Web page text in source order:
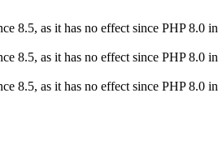
8.5, as it has no effect since PHP 8.0 in
8.5, as it has no effect since PHP 8.0 in
8.5, as it has no effect since PHP 8.0 in